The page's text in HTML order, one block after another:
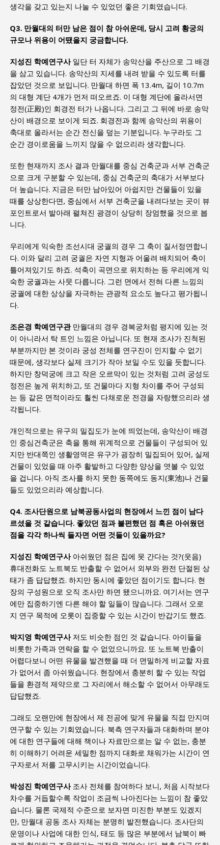
생각을 갖고 있는지 나눌 수 있었던 좋은 기회였습니다.
Q3. 만월대의 터만 남은 점이 참 아쉬운데, 당시 고려 황궁의
규모나 위용이 어땠을지 궁금합니다.
지성진 학예연구사일단 터 자체가 송악산을 주산으로 그 배경
을 삼고 있습니다. 송악산의 지세를 내려 받을 수 있도록 터를
잡았던 것으로 보입니다. 만월대 하면 폭 13.4m, 길이 10.7m
의 대형 계단 4개가 먼저 떠오르죠. 이 대형 계단에 올라서면
정전(正殿)인 회경전 터가 나옵니다. 그리고 그 뒤에 바로 송악
산이 배경으로 보이게 되죠. 회경전과 함께 송악산의 위용이
축대로 올라서는 순간 전신을 덮는 기분입니다. 누구라도 그
순간 경이로움을 느끼지 않을 수 없으리라 생각합니다.
또한 현재까지 조사 결과 만월대를 중심 건축군과 서부 건축군
으로 크게 구분할 수 있는데, 중심 건축군의 축대가 서부보다
더 높습니다. 지금은 터만 남아있어 아쉽지만 건물들이 있을
때를 상상한다면, 중심에서 서부 건축군을 내려다보는 곳이 뷰
포인트로서 발아래 펼쳐진 광경이 상당히 장엄했을 것으로 봅
니다.
우리에게 익숙한 조선시대 궁궐의 경우 그 축이 질서정연합니
다. 이와 달리 고려 궁궐은 자연 지형과 어울려 배치되어 축이
틀어져있기도 하죠. 석축이 곡면으로 위치하는 등 우리에게 익
숙한 궁궐과는 사뭇 다릅니다. 그런 면에서 전혀 다른 느낌의
궁궐에 대한 상상을 자극하는 관광적 요소도 높다고 평가됩니
다.
조은경 학예연구관만월대의 경우 경복궁처럼 평지에 있는 것
이 아니라서 탁 트인 느낌은 아닙니다. 또 현재 조사가 진척된
부분까지만 본 것이라 궁성 전체를 연구진이 인지할 수 없기
때문에, 생각보다 실제 크기가 작아 보일 수도 있을 듯합니다.
하지만 창덕궁에 크고 작은 오르막이 있는 것처럼 고려 궁성도
정전은 높게 위치하고, 또 건물마다 지형 차이를 주어 구성되
는 등 같은 면적이라도 훨씬 다채로운 전경을 자랑했으리라 생
각됩니다.
개인적으로는 유구의 밀집도가 눈에 띄었는데, 송악산이 배경
인 중심건축군은 축을 통해 위계적으로 건물들이 구성되어 있
지만 반대쪽인 생활영역은 유구가 굉장히 밀집되어 있어, 실제
건물이 있었을 때 아주 활발하고 다양한 양상을 엿볼 수 있었
을 겁니다. 아직 조사를 하지 못한 동쪽에도 동지(東池)나 건물
들도 있었으리라 예상합니다.
Q4. 조사단원으로 남북공동사업의 현장에서 느낀 점이 남다
르셨을 것 같습니다. 좋았던 점과 불편했던 점 혹은 아쉬웠던
점을 각각 하나씩 들자면 어떤 것들이 있을까요?
지성진 학예연구사아쉬웠던 점은 집에 못 간다는 것?(웃음)
휴대전화도 노트북도 반출할 수 없어서 외부와 완전 단절된 상
태가 좀 답답했죠. 하지만 동시에 좋았던 점이기도 합니다. 현
장의 구성원으로 오직 조사만 하면 됐으니까요. 여기서는 연구
에만 집중하기엔 다른 해야 할 일들이 많습니다. 그래서 오로
지 연구 목적에 오롯이 집중할 수 있는 시간이 반갑기도 했죠.
박지영 학예연구사저도 비슷한 점인 것 같습니다. 아이들을
비롯한 가족과 연락을 할 수 없었으니까요. 또 노트북 반출이
어렵다보니 어떤 유물을 발견했을 때 더 면밀하게 비교할 자료
가 없어서 좀 아쉬웠습니다. 현장에서 충분히 할 수 있는 작업
들을 환경적 제약으로 그 자리에서 해소할 수 없어서 아무래도
답답했죠.
그래도 오랜만에 현장에서 제 전공에 맞게 유물을 직접 만지며
연구할 수 있는 기회였습니다. 북측 연구자들과 대화하며 분야
에 대한 연구들에 대해 책이나 자료만으로는 알 수 없는, 충분
히 이해하기 어려운 세밀한 점까지 대화로 채워가는 시간이 연
구자로서 저를 고무시키는 시간이었습니다.
박성진 학예연구사조사 전체를 참여하다 보니, 처음 시작보다
차수를 거듭할수록 작업이 조금씩 나아진다는 느낌이 참 좋았
습니다. 물론 국제적 수준으로 보자면 미진한 부분도 있겠지
만, 만월대 공동 조사 자체는 분명히 발전했습니다. 조사단의
운영이나 사업에 대한 인식, 태도 등 많은 부분에서 남북이 빠